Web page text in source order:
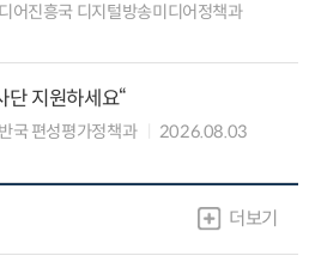
어진흥국 디지털방송미디어정책과
단 지원하세요“
국 편성평가정책과
2026.08.03
더보기